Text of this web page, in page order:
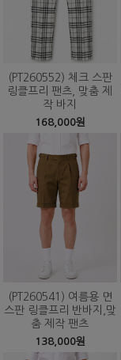
(PT260552) 체크 스판
링클프리 팬츠, 맞춤 제
작 바지
168,000원
(PT260541) 여름용 면
스판 링클프리 반바지,맞
춤 제작 팬츠
138,000원